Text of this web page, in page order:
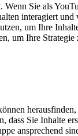
Sie als
interagiert
um Ihre
um Ihre
Sie Inhalte
ansprechend